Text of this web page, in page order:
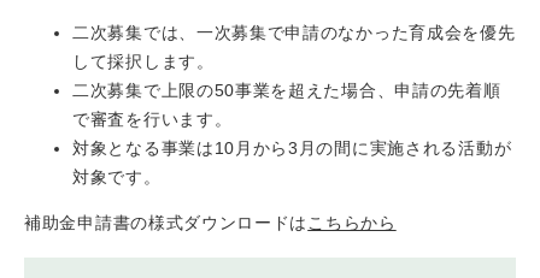
二次募集では、一次募集で申請のなかった育成会を優先
して採択します。
二次募集で上限の50事業を超えた場合、申請の先着順
で審査を行います。
対象となる事業は10月から3月の間に実施される活動が
対象です。
補助金申請書の様式ダウンロードは こちらから